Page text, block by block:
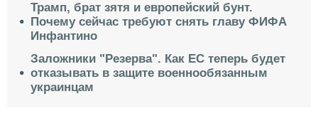
Трамп, брат зятя и европейский бунт.
Почему сейчас требуют снять главу ФИФА
Инфантино
Заложники "Резерва". Как ЕС теперь будет
отказывать в защите военнообязанным
украинцам